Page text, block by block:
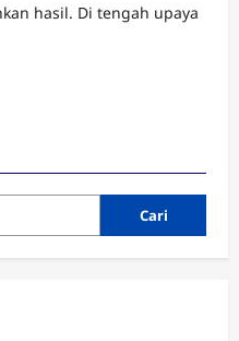
hasil. Di tengah upaya
Cari